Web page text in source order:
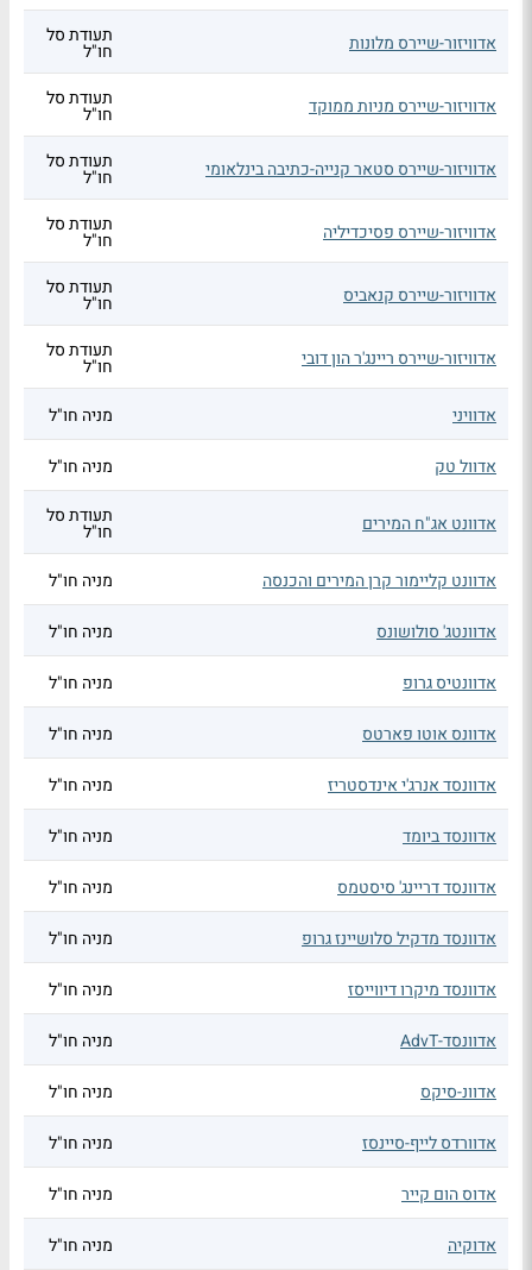
אדוויזור-שיירס מלונות תעודת סל
חו"ל
אדוויזור-שיירס מניות ממוקד תעודת סל
חו"ל
אדוויזור-שיירס סטאר קנייה-כתיבה בינלאומי תעודת סל
חו"ל
אדוויזור-שיירס פסיכדיליה תעודת סל
חו"ל
אדוויזור-שיירס קנאביס תעודת סל
חו"ל
אדוויזור-שיירס ריינג'ר הון דובי תעודת סל
חו"ל
אדוויני
מניה חו"ל
אדוול טק מניה חו"ל
אדוונט אג"ח המירים תעודת סל
חו"ל
אדוונט קליימור קרן המירים והכנסה
מניה חו"ל
אדוונטג' סולושונס מניה חו"ל
אדוונטיס גרופ מניה חו"ל
אדוונס אוטו פארטס מניה חו"ל
אדוונסד אנרג'י אינדסטריז מניה חו"ל
אדוונסד ביומד מניה חו"ל
אדוונסד דריינג' סיסטמס מניה חו"ל
אדוונסד מדקיל סלושיינז גרופ מניה חו"ל
אדוונסד מיקרו דיווייסז מניה חו"ל
אדוונסד-AdvT מניה חו"ל
אדוונ-סיקס מניה חו"ל
אדוורדס לייף-סיינסז מניה חו"ל
אדוס הום קייר מניה חו"ל
אדוקיה מניה חו"ל